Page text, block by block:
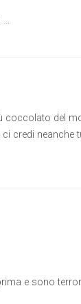
…
coccolato del
credi neanche
e sono